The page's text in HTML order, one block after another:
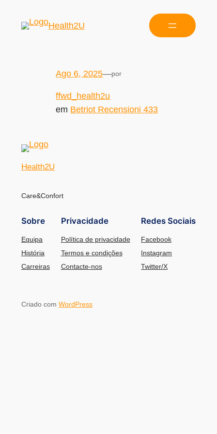
Health2U
Ago 6, 2025—por
ffwd_health2u
em Betriot Recensioni 433
Health2U
Care&Confort
Sobre
Equipa
História
Carreiras
Privacidade
Política de privacidade
Termos e condições
Contacte-nos
Redes Sociais
Facebook
Instagram
Twitter/X
Criado com WordPress